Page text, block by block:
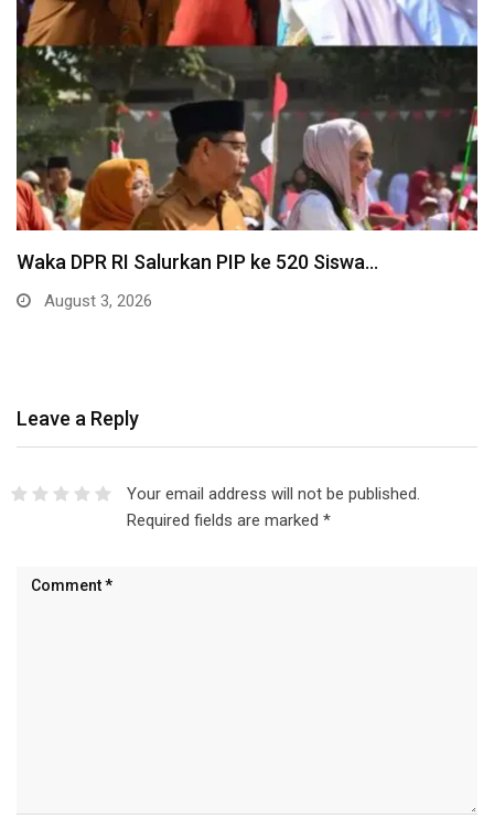
Waka DPR RI Salurkan PIP ke 520 Siswa…
August 3, 2026
Leave a Reply
Your email address will not be published.
Required fields are marked *